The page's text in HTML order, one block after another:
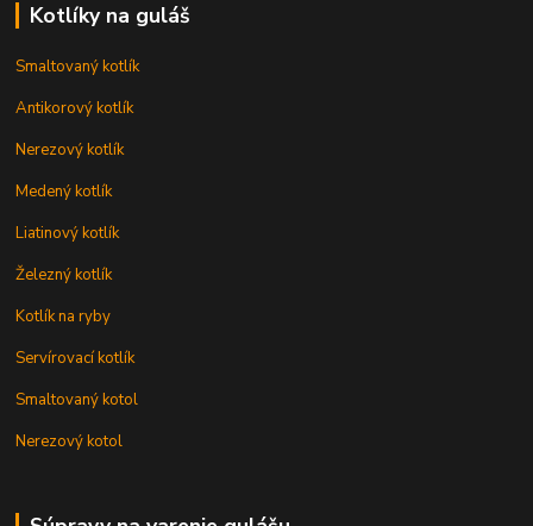
Kotlíky na guláš
Smaltovaný kotlík
Antikorový kotlík
Nerezový kotlík
Medený kotlík
Liatinový kotlík
Železný kotlík
Kotlík na ryby
Servírovací kotlík
Smaltovaný kotol
Nerezový kotol